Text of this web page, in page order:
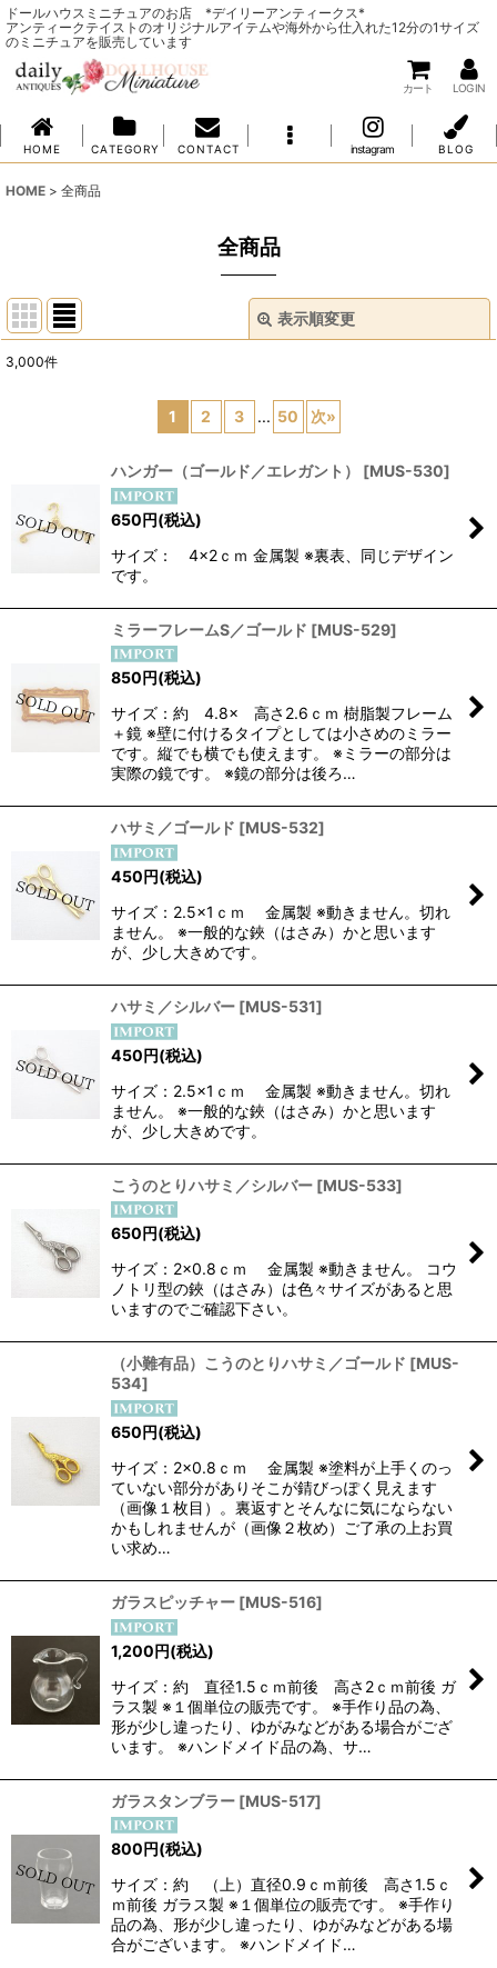
ドールハウスミニチュアのお店 *デイリーアンティークス*
アンティークテイストのオリジナルアイテムや海外から仕入れた12分の1サイズ
のミニチュアを販売しています
カート LOG IN
H O M E C A T E G O R Y C O N T A C T instagram B L O G
HOME > 全商品
全商品
表示順変更
3,000件
1 2 3 ... 50 次»
ハンガー（ゴールド／エレガント） [MUS-530]
650円(税込)
サイズ： 4×2ｃｍ 金属製 ※裏表、同じデザイン
です。
ミラーフレームS／ゴールド [MUS-529]
850円(税込)
サイズ：約 4.8× 高さ2.6ｃｍ 樹脂製フレーム
＋鏡 ※壁に付けるタイプとしては小さめのミラー
です。縦でも横でも使えます。 ※ミラーの部分は
実際の鏡です。 ※鏡の部分は後ろ…
ハサミ／ゴールド [MUS-532]
450円(税込)
サイズ：2.5×1ｃｍ 金属製 ※動きません。切れ
ません。 ※一般的な鋏（はさみ）かと思います
が、少し大きめです。
ハサミ／シルバー [MUS-531]
450円(税込)
サイズ：2.5×1ｃｍ 金属製 ※動きません。切れ
ません。 ※一般的な鋏（はさみ）かと思います
が、少し大きめです。
こうのとりハサミ／シルバー [MUS-533]
650円(税込)
サイズ：2×0.8ｃｍ 金属製 ※動きません。 コウ
ノトリ型の鋏（はさみ）は色々サイズがあると思
いますのでご確認下さい。
（小難有品）こうのとりハサミ／ゴールド [MUS-
534]
650円(税込)
サイズ：2×0.8ｃｍ 金属製 ※塗料が上手くのっ
ていない部分がありそこが錆びっぽく見えます
（画像１枚目）。裏返すとそんなに気にならない
かもしれませんが（画像２枚め）ご了承の上お買
い求め…
ガラスピッチャー [MUS-516]
1,200円(税込)
サイズ：約 直径1.5ｃｍ前後 高さ2ｃｍ前後 ガ
ラス製 ※１個単位の販売です。 ※手作り品の為、
形が少し違ったり、ゆがみなどがある場合がござ
います。 ※ハンドメイド品の為、サ…
ガラスタンブラー [MUS-517]
800円(税込)
サイズ：約 （上）直径0.9ｃｍ前後 高さ1.5ｃ
ｍ前後 ガラス製 ※１個単位の販売です。 ※手作り
品の為、形が少し違ったり、ゆがみなどがある場
合がございます。 ※ハンドメイド…